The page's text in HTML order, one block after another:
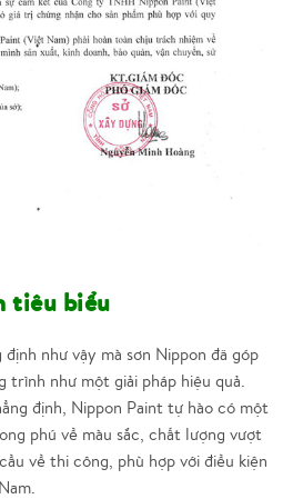
tiêu biểu
như vậy mà sơn Nippon đã góp
như một giải pháp hiệu quả.
định, Nippon Paint tự hào có một
phú về màu sắc, chất lượng vượt
về thi công, phù hợp với điều kiện